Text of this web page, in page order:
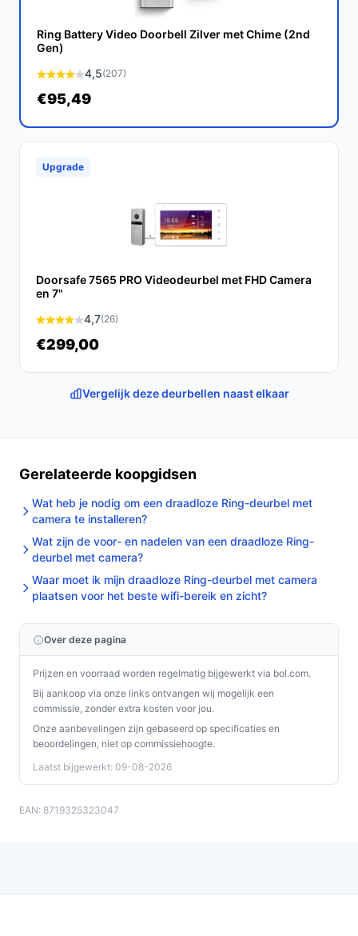
gebruiksvriendelijkheid is deze deurbel ideaal voor elke
moderne woning.
Ontdek alle specificaties en vergelijk prijzen op
bestedeurbelmetcamera.nl. Kies bewust wat perfect
past bij jouw behoeften!
Ring Battery Video Doorbell Zilver met Chime (2nd
Gen)
4,5(207)
€95,49
Upgrade
Doorsafe 7565 PRO Videodeurbel met FHD Camera
en 7"
4,7(26)
€299,00
Vergelijk deze deurbellen naast elkaar
Gerelateerde koopgidsen
Wat heb je nodig om een draadloze Ring-deurbel met
camera te installeren?
Wat zijn de voor- en nadelen van een draadloze Ring-
deurbel met camera?
Waar moet ik mijn draadloze Ring-deurbel met camera
plaatsen voor het beste wifi-bereik en zicht?
Over deze pagina
Prijzen en voorraad worden regelmatig bijgewerkt via bol.com.
Bij aankoop via onze links ontvangen wij mogelijk een
commissie, zonder extra kosten voor jou.
Onze aanbevelingen zijn gebaseerd op specificaties en
beoordelingen, niet op commissiehoogte.
Laatst bijgewerkt: 09-08-2026
EAN: 8719325323047